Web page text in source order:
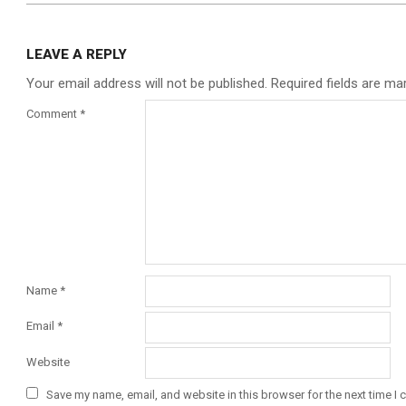
LEAVE A REPLY
Your email address will not be published. Required fields are
Comment *
Name *
Email *
Website
Save my name, email, and website in this browser for the next time I